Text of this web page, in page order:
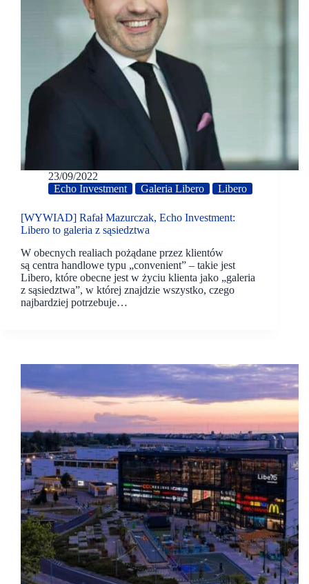
23/09/2022
Echo Investment
Galeria Libero Libero
[WYWIAD] Rafał Mazurczak, Echo Investment:
Libero to galeria z sąsiedztwa
W obecnych realiach pożądane przez klientów
są centra handlowe typu „convenient” – takie jest
Libero, które obecne jest w życiu klienta jako „galeria
z sąsiedztwa”, w której znajdzie wszystko, czego
najbardziej potrzebuje…